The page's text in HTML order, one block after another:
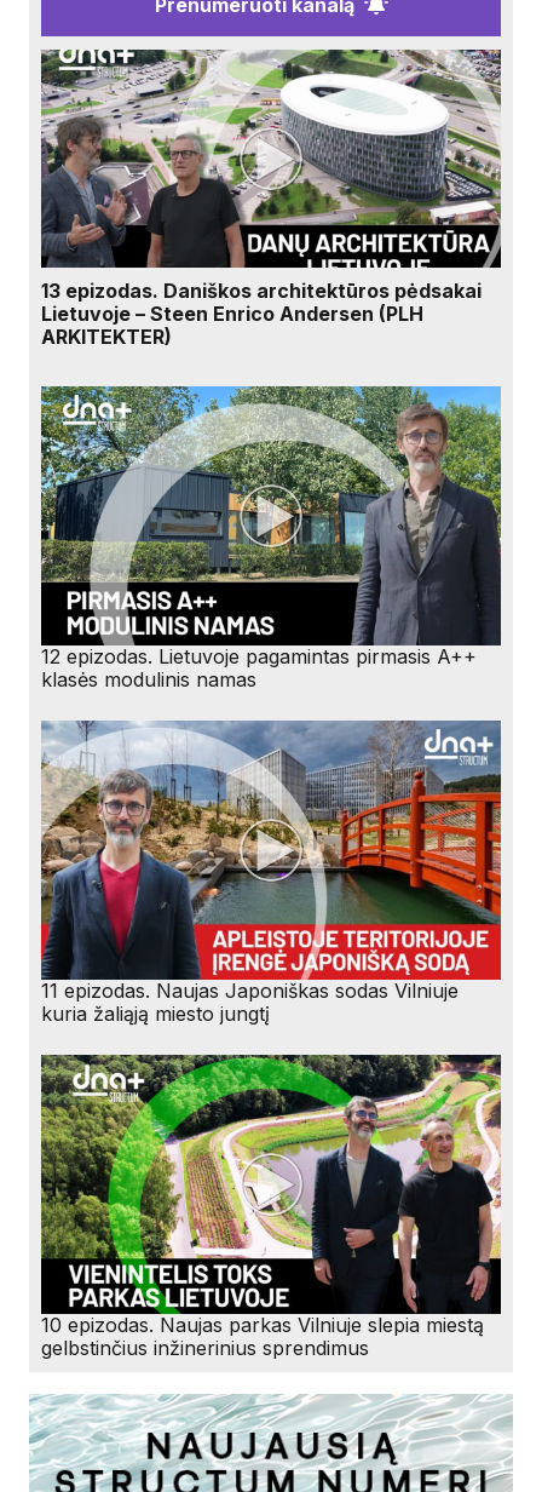
13 epizodas. Daniškos architektūros pėdsakai
Lietuvoje – Steen Enrico Andersen (PLH
ARKITEKTER)
12 epizodas. Lietuvoje pagamintas pirmasis A++
klasės modulinis namas
11 epizodas. Naujas Japoniškas sodas Vilniuje
kuria žaliąją miesto jungtį
10 epizodas. Naujas parkas Vilniuje slepia miestą
gelbstinčius inžinerinius sprendimus